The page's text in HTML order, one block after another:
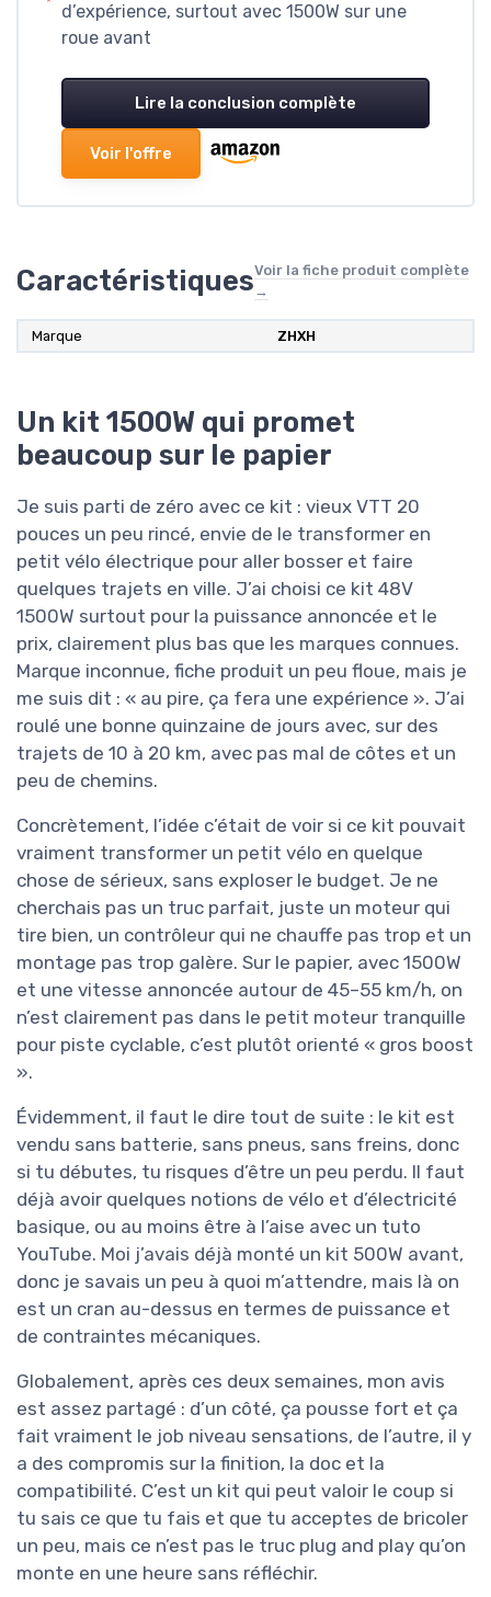
d’expérience, surtout avec 1500W sur une
roue avant
Lire la conclusion complète
Voir l'offre
CaractéristiquesVoir la fiche produit complète
→
Marque ZHXH
Un kit 1500W qui promet
beaucoup sur le papier
Je suis parti de zéro avec ce kit : vieux VTT 20
pouces un peu rincé, envie de le transformer en
petit vélo électrique pour aller bosser et faire
quelques trajets en ville. J’ai choisi ce kit 48V
1500W surtout pour la puissance annoncée et le
prix, clairement plus bas que les marques connues.
Marque inconnue, fiche produit un peu floue, mais je
me suis dit : « au pire, ça fera une expérience ». J’ai
roulé une bonne quinzaine de jours avec, sur des
trajets de 10 à 20 km, avec pas mal de côtes et un
peu de chemins.
Concrètement, l’idée c’était de voir si ce kit pouvait
vraiment transformer un petit vélo en quelque
chose de sérieux, sans exploser le budget. Je ne
cherchais pas un truc parfait, juste un moteur qui
tire bien, un contrôleur qui ne chauffe pas trop et un
montage pas trop galère. Sur le papier, avec 1500W
et une vitesse annoncée autour de 45–55 km/h, on
n’est clairement pas dans le petit moteur tranquille
pour piste cyclable, c’est plutôt orienté « gros boost
».
Évidemment, il faut le dire tout de suite : le kit est
vendu sans batterie, sans pneus, sans freins, donc
si tu débutes, tu risques d’être un peu perdu. Il faut
déjà avoir quelques notions de vélo et d’électricité
basique, ou au moins être à l’aise avec un tuto
YouTube. Moi j’avais déjà monté un kit 500W avant,
donc je savais un peu à quoi m’attendre, mais là on
est un cran au-dessus en termes de puissance et
de contraintes mécaniques.
Globalement, après ces deux semaines, mon avis
est assez partagé : d’un côté, ça pousse fort et ça
fait vraiment le job niveau sensations, de l’autre, il y
a des compromis sur la finition, la doc et la
compatibilité. C’est un kit qui peut valoir le coup si
tu sais ce que tu fais et que tu acceptes de bricoler
un peu, mais ce n’est pas le truc plug and play qu’on
monte en une heure sans réfléchir.